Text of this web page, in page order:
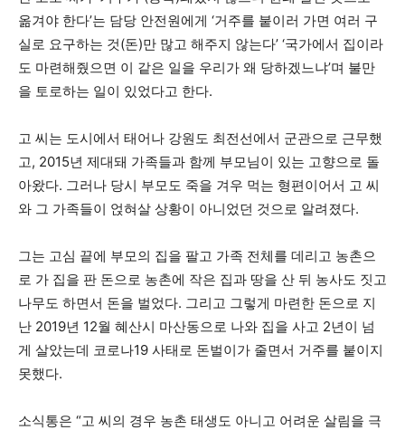
옮겨야 한다’는 담당 안전원에게 ‘거주를 붙이러 가면 여러 구
실로 요구하는 것(돈)만 많고 해주지 않는다’ ‘국가에서 집이라
도 마련해줬으면 이 같은 일을 우리가 왜 당하겠느냐’며 불만
을 토로하는 일이 있었다고 한다.
고 씨는 도시에서 태어나 강원도 최전선에서 군관으로 근무했
고, 2015년 제대돼 가족들과 함께 부모님이 있는 고향으로 돌
아왔다. 그러나 당시 부모도 죽을 겨우 먹는 형편이어서 고 씨
와 그 가족들이 얹혀살 상황이 아니었던 것으로 알려졌다.
그는 고심 끝에 부모의 집을 팔고 가족 전체를 데리고 농촌으
로 가 집을 판 돈으로 농촌에 작은 집과 땅을 산 뒤 농사도 짓고
나무도 하면서 돈을 벌었다. 그리고 그렇게 마련한 돈으로 지
난 2019년 12월 혜산시 마산동으로 나와 집을 사고 2년이 넘
게 살았는데 코로나19 사태로 돈벌이가 줄면서 거주를 붙이지
못했다.
소식통은 “고 씨의 경우 농촌 태생도 아니고 어려운 살림을 극